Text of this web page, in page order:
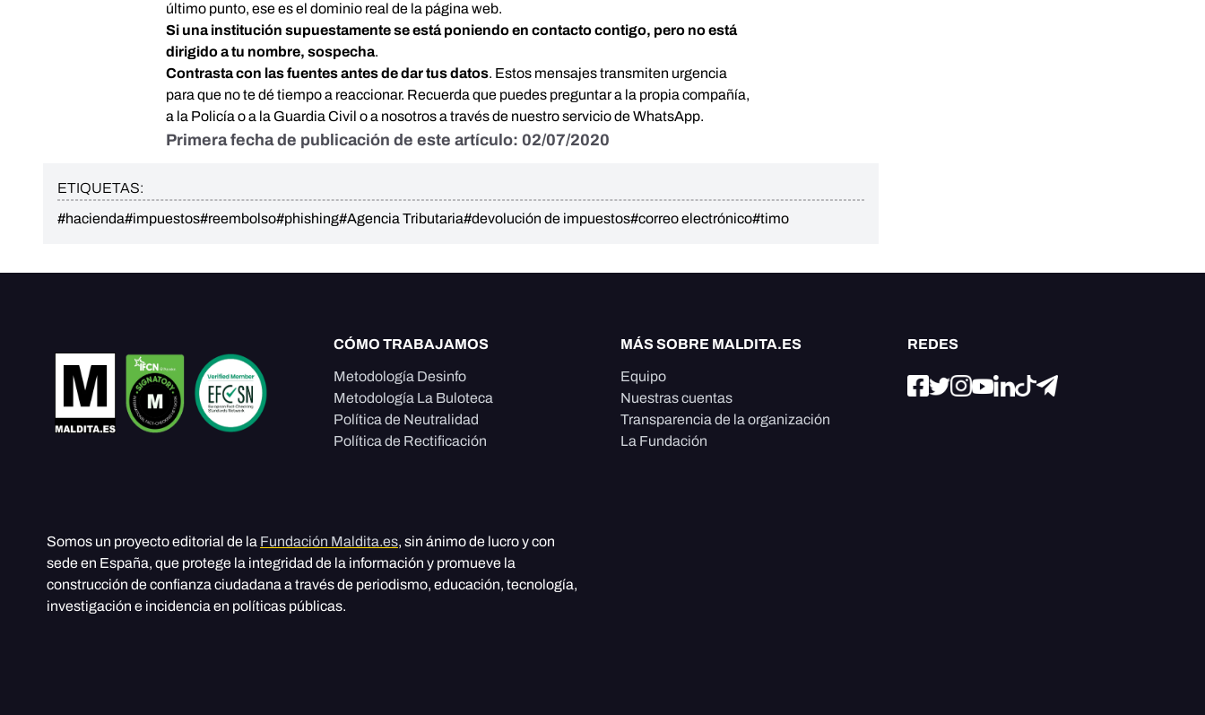
último punto, ese es el dominio real de la página web.
Si una institución supuestamente se está poniendo en contacto contigo, pero no está
dirigido a tu nombre, sospecha.
Contrasta con las fuentes antes de dar tus datos. Estos mensajes transmiten urgencia
para que no te dé tiempo a reaccionar. Recuerda que puedes preguntar a la propia compañía,
a la Policía o a la Guardia Civil o a nosotros a través de nuestro servicio de WhatsApp.
Primera fecha de publicación de este artículo: 02/07/2020
ETIQUETAS:
#hacienda#impuestos#reembolso#phishing#Agencia Tributaria#devolución de impuestos#correo electrónico#timo
CÓMO TRABAJAMOS
Metodología Desinfo
Metodología La Buloteca
Política de Neutralidad
Política de Rectificación
MÁS SOBRE MALDITA.ES
Equipo
Nuestras cuentas
Transparencia de la organización
La Fundación
REDES
Somos un proyecto editorial de la Fundación Maldita.es, sin ánimo de lucro y con
sede en España, que protege la integridad de la información y promueve la
construcción de confianza ciudadana a través de periodismo, educación, tecnología,
investigación e incidencia en políticas públicas.